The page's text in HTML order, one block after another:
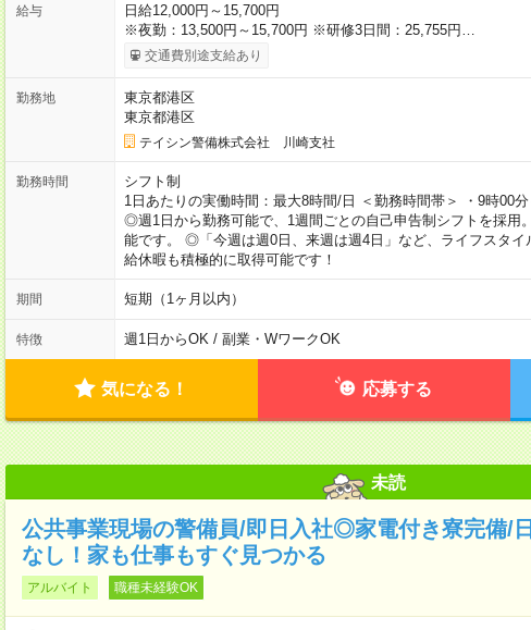
給与
日給12,000円～15,700円
※夜勤：13,500円～15,700円 ※研修3日間：25,755円…
交通費別途支給あり
勤務地
東京都港区
東京都港区
テイシン警備株式会社 川崎支社
勤務時間
シフト制
1日あたりの実働時間：最大8時間/日 ＜勤務時間帯＞ ・9時00
◎週1日から勤務可能で、1週間ごとの自己申告制シフトを採用
能です。 ◎「今週は週0日、来週は週4日」など、ライフスタイ
給休暇も積極的に取得可能です！
期間 短期（1ヶ月以内）
特徴 週1日からOK / 副業・WワークOK
気になる！ 応募する
未読
公共事業現場の警備員/即日入社◎家電付き寮完備/
なし！家も仕事もすぐ見つかる
アルバイト 職種未経験OK